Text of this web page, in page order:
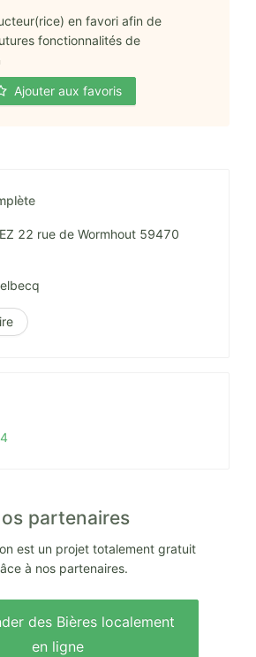
en favori afin de
fonctionnalités de
Ajouter aux favoris
22 rue de Wormhout 59470
partenaires
est un projet totalement gratuit
à nos partenaires.
des Bières localement
en ligne